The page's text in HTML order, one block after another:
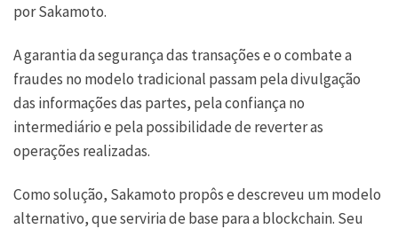
por Sakamoto.
A garantia da segurança das transações e o combate a
fraudes no modelo tradicional passam pela divulgação
das informações das partes, pela confiança no
intermediário e pela possibilidade de reverter as
operações realizadas.
Como solução, Sakamoto propôs e descreveu um modelo
alternativo, que serviria de base para a blockchain. Seu